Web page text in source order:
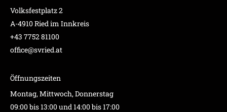
Volksfestplatz 2
A-4910 Ried im Innkreis
+43 7752 81100
office@svried.at
Öffnungszeiten
Montag, Mittwoch, Donnerstag
09:00 bis 13:00 und 14:00 bis 17:00